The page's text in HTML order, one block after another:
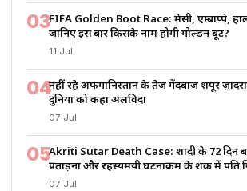
03FIFA Golden Boot Race: मेसी, एम्बाप्पे,
जानिए इस बार किसके नाम होगी गोल्डन बूट?
11 Jul
04नहीं रहे अफगानिस्तान के तेज गेंदबाज शपूर
दुनिया को कहा अलविदा
07 Jul
05Akriti Sutar Death Case: शादी के 72 दिन
प्रताड़ना और रहस्यमयी घटनाक्रम के शक में पति
07 Jul